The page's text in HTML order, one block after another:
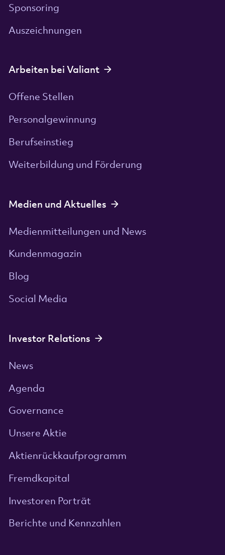
Sponsoring
Auszeichnungen
Arbeiten bei Valiant
Offene Stellen
Personalgewinnung
Berufseinstieg
Weiterbildung und Förderung
Medien und Aktuelles
Medienmitteilungen und News
Kundenmagazin
Blog
Social Media
Investor Relations
News
Agenda
Governance
Unsere Aktie
Aktienrückkaufprogramm
Fremdkapital
Investoren Porträt
Berichte und Kennzahlen